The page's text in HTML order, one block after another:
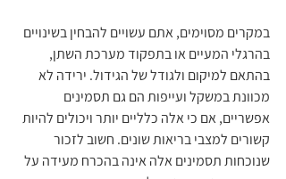
במקרים מסוימים, אתם עשויים להבחין בשינויים
בהרגלי המעיים או בתפקוד מערכת השתן,
בהתאם למיקום ולגודל של הגידול. ירידה לא
מכוונת במשקל ועייפות הם גם תסמינים
אפשריים, אם כי אלה כלליים יותר ויכולים להיות
קשורים למצבי בריאות שונים. חשוב לזכור
שנוכחות תסמינים אלה אינה בהכרח מעידה על